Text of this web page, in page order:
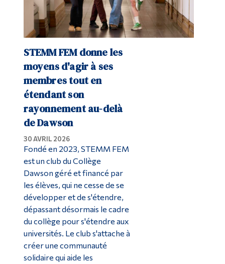
STEMM FEM donne les
moyens d'agir à ses
membres tout en
étendant son
rayonnement au-delà
de Dawson
30 AVRIL 2026
Fondé en 2023, STEMM FEM
est un club du Collège
Dawson géré et financé par
les élèves, qui ne cesse de se
développer et de s'étendre,
dépassant désormais le cadre
du collège pour s'étendre aux
universités. Le club s'attache à
créer une communauté
solidaire qui aide les